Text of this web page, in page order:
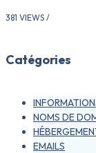
381 VIEWS /
Catégories
NOMS DE
EMAILS